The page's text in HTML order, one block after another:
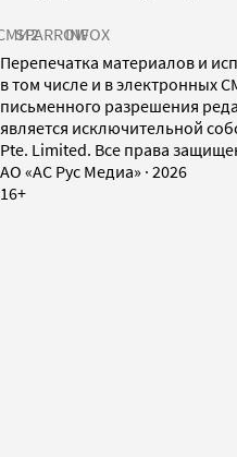
SPARROWINFOX
Перепечатка материалов и
в том числе и в электронных
письменного разрешения
является исключительной
Pte. Limited. Все права
AO «АС Рус Медиа» · 2026
16+